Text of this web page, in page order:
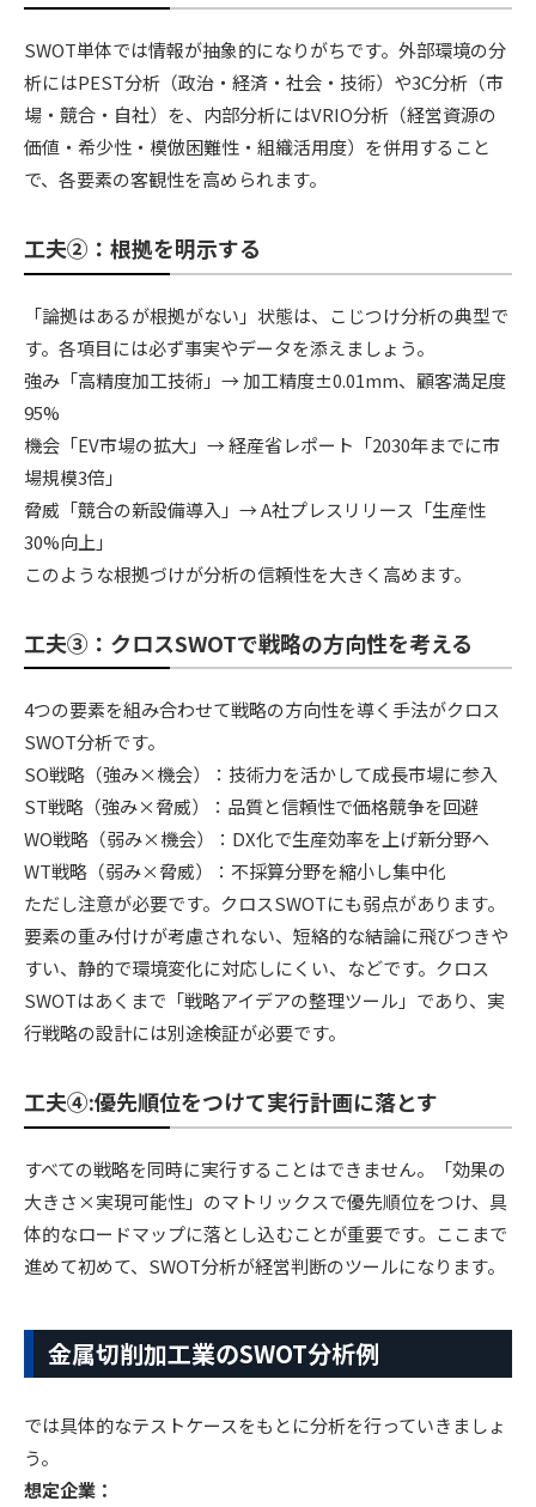
SWOT単体では情報が抽象的になりがちです。外部環境の分
析にはPEST分析（政治・経済・社会・技術）や3C分析（市
場・競合・自社）を、内部分析にはVRIO分析（経営資源の
価値・希少性・模倣困難性・組織活用度）を併用すること
で、各要素の客観性を高められます。
工夫②：根拠を明示する
「論拠はあるが根拠がない」状態は、こじつけ分析の典型で
す。各項目には必ず事実やデータを添えましょう。
強み「高精度加工技術」→ 加工精度±0.01mm、顧客満足度
95%
機会「EV市場の拡大」→ 経産省レポート「2030年までに市
場規模3倍」
脅威「競合の新設備導入」→ A社プレスリリース「生産性
30%向上」
このような根拠づけが分析の信頼性を大きく高めます。
工夫③：クロスSWOTで戦略の方向性を考える
4つの要素を組み合わせて戦略の方向性を導く手法がクロス
SWOT分析です。
SO戦略（強み×機会）：技術力を活かして成長市場に参入
ST戦略（強み×脅威）：品質と信頼性で価格競争を回避
WO戦略（弱み×機会）：DX化で生産効率を上げ新分野へ
WT戦略（弱み×脅威）：不採算分野を縮小し集中化
ただし注意が必要です。クロスSWOTにも弱点があります。
要素の重み付けが考慮されない、短絡的な結論に飛びつきや
すい、静的で環境変化に対応しにくい、などです。クロス
SWOTはあくまで「戦略アイデアの整理ツール」であり、実
行戦略の設計には別途検証が必要です。
工夫④:優先順位をつけて実行計画に落とす
すべての戦略を同時に実行することはできません。「効果の
大きさ×実現可能性」のマトリックスで優先順位をつけ、具
体的なロードマップに落とし込むことが重要です。ここまで
進めて初めて、SWOT分析が経営判断のツールになります。
金属切削加工業のSWOT分析例
では具体的なテストケースをもとに分析を行っていきましょ
う。
想定企業：